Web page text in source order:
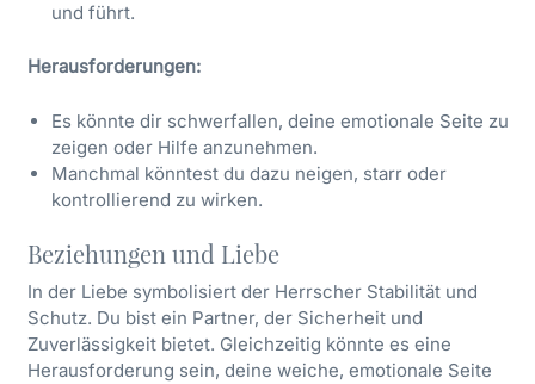
und führt.
Herausforderungen:
Es könnte dir schwerfallen, deine emotionale Seite zu
zeigen oder Hilfe anzunehmen.
Manchmal könntest du dazu neigen, starr oder
kontrollierend zu wirken.
Beziehungen und Liebe
In der Liebe symbolisiert der Herrscher Stabilität und
Schutz. Du bist ein Partner, der Sicherheit und
Zuverlässigkeit bietet. Gleichzeitig könnte es eine
Herausforderung sein, deine weiche, emotionale Seite